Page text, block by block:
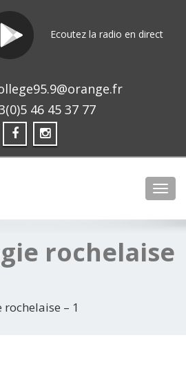
Ecoutez la radio en direct
46 45 37 77
rochelaise
– 1